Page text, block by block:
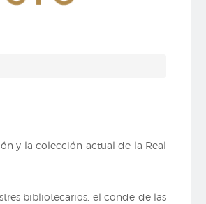
y la colección actual de la Real
bibliotecarios, el conde de las